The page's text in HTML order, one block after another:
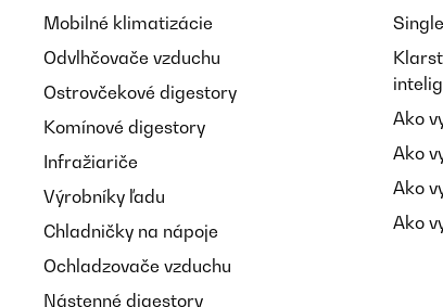
20/03/
die Aufteilung in 3 fächer ist perfekt.lässt
Amazon-Benutzer
Mobilné klimatizácie
Odvlhčovače vzduchu
Ostrovčekové digestory
Komínové digestory
Infražiariče
Výrobníky ľadu
Chladničky na nápoje
Ochladzovače vzduchu
Nástenné digestory
Ako
Ako
Ako
Ako